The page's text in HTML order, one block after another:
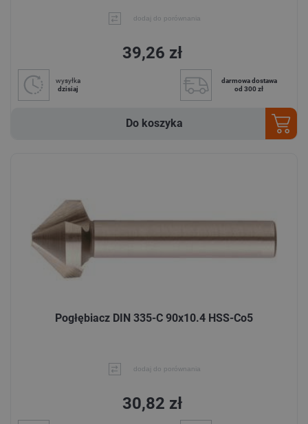
dodaj do porównania
39,26 zł
wysyłka
dzisiaj
darmowa dostawa
od 300 zł
Do koszyka
Pogłębiacz DIN 335-C 90x10.4 HSS-Co5
dodaj do porównania
30,82 zł